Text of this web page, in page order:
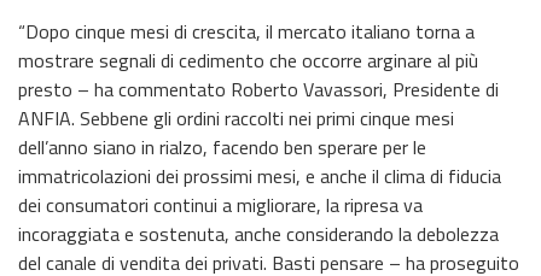
“Dopo cinque mesi di crescita, il mercato italiano torna a
mostrare segnali di cedimento che occorre arginare al più
presto – ha commentato Roberto Vavassori, Presidente di
ANFIA. Sebbene gli ordini raccolti nei primi cinque mesi
dell’anno siano in rialzo, facendo ben sperare per le
immatricolazioni dei prossimi mesi, e anche il clima di fiducia
dei consumatori continui a migliorare, la ripresa va
incoraggiata e sostenuta, anche considerando la debolezza
del canale di vendita dei privati. Basti pensare – ha proseguito